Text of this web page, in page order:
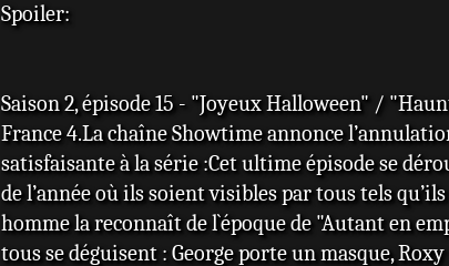
Spoiler:
Saison 2, épisode 15 - "Joyeux Halloween" /
France 4.La chaîne Showtime annonce
satisfaisante à la série :Cet ultime épisode se
de l’année où ils soient visibles par tous tels
homme la reconnaît de l`époque de "Autant en
tous se déguisent : George porte un masque,